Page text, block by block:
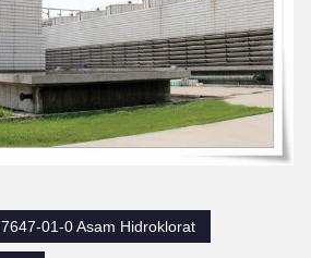
7647-01-0 Asam Hidroklorat